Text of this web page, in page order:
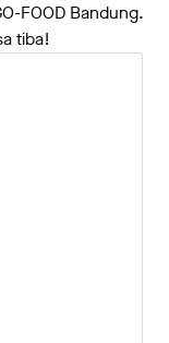
FOOD Bandung.
tiba!